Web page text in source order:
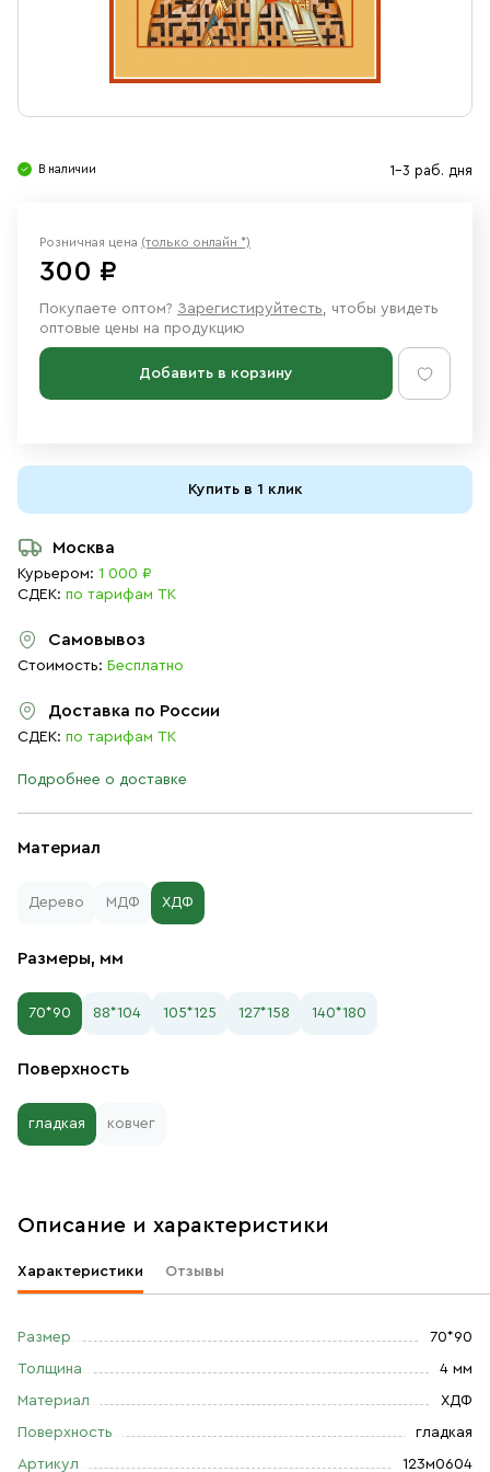
В наличии 1-3 раб. дня
Материал
Дерево МДФ ХДФ
Размеры, мм
70*90 88*104 105*125 127*158 140*180
Поверхность
гладкая ковчег
Розничная цена (только онлайн *)
300 ₽
Покупаете оптом? Зарегистируйтесть, чтобы увидеть
оптовые цены на продукцию
Добавить в корзину
Купить в 1 клик
Москва
Курьером: 1 000 ₽
СДЕК: по тарифам ТК
Самовывоз
Стоимость: Бесплатно
Доставка по России
СДЕК: по тарифам ТК
Подробнее о доставке
Описание и характеристики
Характеристики Отзывы
Размер 70*90
Толщина 4 мм
Материал ХДФ
Поверхность гладкая
Артикул 123м0604